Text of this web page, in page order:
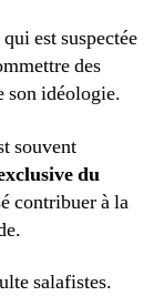
est suspectée
des
son idéologie.
souvent
du
contribuer à la
salafistes.